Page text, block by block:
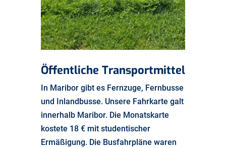
Öffentliche Transportmittel
In Maribor gibt es Fernzuge, Fernbusse
und Inlandbusse. Unsere Fahrkarte galt
innerhalb Maribor. Die Monatskarte
kostete 18 € mit studentischer
Ermäßigung. Die Busfahrpläne waren